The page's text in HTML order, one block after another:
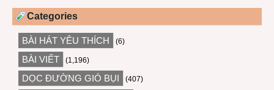
Categories
BÀI HÁT YÊU THÍCH (6)
BÀI VIẾT (1,196)
DỌC ĐƯỜNG GIÓ BỤI (407)